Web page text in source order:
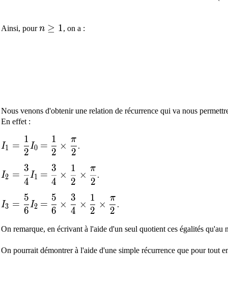
Ainsi, pourn\geq1
n ≥ 1, on a :
Nous venons d'obtenir une relation de récurrence qui va nous
En effet :
I_1=\dfrac{1}{2}I_0
I1 =
2
1
I0 = \dfrac{1}{2}\times\dfrac{\pi}{2}
2
1
×
2
π
.
I_2=\dfrac{3}{4}I_1
I2 =
4
3
I1 =
4
3
×
2
1
×
2
π
.
I_3=\dfrac{5}{6}I_2
I3 =
6
5
I2 =
6
5
×
4
3
×
2
1
×
2
π
.
On remarque, en écrivant à l'aide d'un seul quotient ces égalités
On pourrait démontrer à l'aide d'une simple récurrence que pour tout